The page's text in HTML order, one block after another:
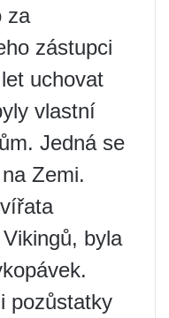
za
zástupci
uchovat
vlastní
Jedná se
Zemi.
byla
pozůstatky